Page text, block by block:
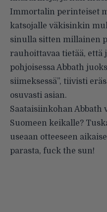
Immortalin perinteiset
katsojalle väkisinkin
sinulla sitten millainen
rauhoittavaa tietää, että
pohjoisessa Abbath
siimeksessä”, tiivisti
osuvasti asian.
Saataisiinkohan Abbath
Suomeen keikalle?
useaan otteeseen
parasta, fuck the sun!